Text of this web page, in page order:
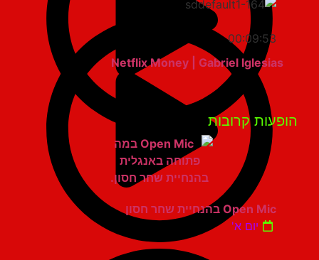
00:09:53
Netflix Money | Gabriel Iglesias
קרובות
Open Mic בהנחיית שחר חסון
יום א'